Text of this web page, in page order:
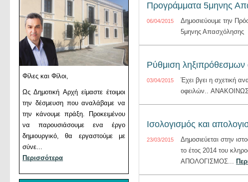
Φίλες και Φίλοι,
Ως Δημοτική Αρχή είμαστε έτοιμοι
την δέσμευση που αναλάβαμε να
την κάνουμε πράξη. Προκειμένου
να παρουσιάσουμε ενα έργο
δημιουργικό, θα εργαστούμε με
σύνε...
Περισσότερα
Προγράμματα 5μηνης
06/04/2015
Δημοσιεύουμε την
5μηνης Απασχόλησης
Ρύθμιση ληξιπρόθεσμων
03/04/2015
Έχει βγει η σχετική
οφειλών..
Ισολογισμός και
23/03/2015
Δημοσιεύεται στην
το έτος 2014 του
ΑΠΟΛΟΓΙΣΜΟΣ...